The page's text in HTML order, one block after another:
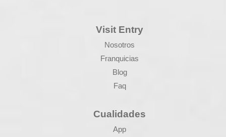
Visit Entry
Nosotros
Franquicias
Blog
Faq
Cualidades
App